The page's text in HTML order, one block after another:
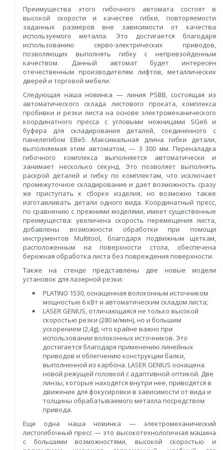
Преимущества этого гибочного автомата состоят в
высокой скорости и качестве гибки, повторяемости
заданных размеров вне зависимости от качества
используемого металла. Это достигается благодаря
использованию серво-электрических приводов,
позволяющих выполнять гибку с непревзойденным
качеством. Данный автомат будет интересен
отечественным производителям лифтов, металлических
дверей и торговой мебели.
Следующая наша новинка — линия PSBB, состоящая из
автоматического склада листового проката, комплекса
пробивки и резки листа на основе электромеханического
координатного пресса с угловыми ножницами SGe6 и
буфера для складирования деталей, соединенного с
панелегибом EBе5. Максимальная длина гибки детали,
выполняемая этим автоматом, — 3 300 мм. Переналадка
гибочного комплекса выполняется автоматически и
занимает несколько секунд. Это позволяет выполнять
раскрой деталей и гибку по комплектам, что исключает
промежуточное складирование и дает возможность сразу
же приступать к сборке изделия, но возможно также
изготавливать детали одного вида. Координатный пресс,
по сравнению с прежними моделями, имеет существенные
преимущества: увеличена скорость перемещения листа,
добавлены возможности обработки при помощи
инструментов Multitool, благодаря подвижным щеткам,
расположенным на поверхности стола, обеспечена
бережная обработка листа без повреждения поверхности.
Также на стенде представлены две новые модели
установок для лазерной резки:
PLATINO 1530, оснащенная волоконным источником
мощностью 6 кВт и автоматическим складом листа;
LASER GENIUS, отличающаяся не только высокой
скоростью резки (280 м/мин), но и большим
ускорением (2,4g), что крайне важно при
использовании волоконных источников. Это
достигается благодаря применению линейных
приводов и облегчению конструкции балки,
выполненной из карбона. LASER GENIUS оснащена
новой режущей головкой с адаптивной оптикой. Две
линзы, которые находятся внутри нее, приводятся в
движение для фокусировки в зависимости от вида и
толщины обрабатываемого металла посредством
привода.
Еще одна наша новинка — электромеханический
листогибочный пресс — это высокотехнологичная машина
с большими возможностями, высокой скоростью и